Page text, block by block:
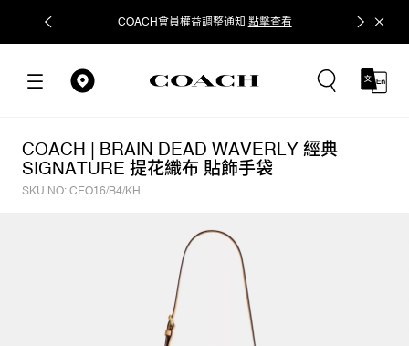
COACH會員權益調整通知 點擊查看 立即追蹤
COACH | BRAIN DEAD WAVERLY 經典
SIGNATURE 提花織布 貼飾手袋
SKU NO: CEO16/B4/KH